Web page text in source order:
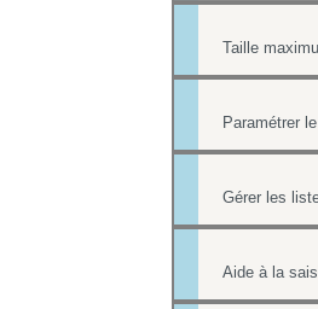
Taille
Paramétrer